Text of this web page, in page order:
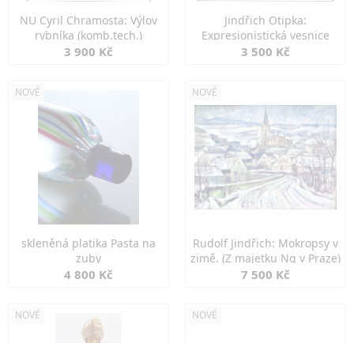
NU Cyril Chramosta: Výlov
rybníka (komb.tech.)
3 900 Kč
Jindřich Otipka:
Expresionistická vesnice
3 500 Kč
NOVÉ
skleněná platika Pasta na
zuby
4 800 Kč
NOVÉ
Rudolf Jindřich: Mokropsy v
zimě. (Z majetku Ng v Praze)
7 500 Kč
NOVÉ NOVÉ